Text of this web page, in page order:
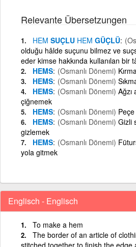
Relevante Übersetzungen
HEM SUÇLU HEM GÜÇLÜ
olduğu hâlde suçunu bilmez ve
eder kimse hakkında kullanılan bir
HEMS (Osmanlı Dönemi)
HEMS (Osmanlı Dönemi)
HEMS (Osmanlı Dönemi) Ağzı
çiğnemek
HEMS (Osmanlı Dönemi) Peçe
HEMS (Osmanlı Dönemi) Gizli
gizlemek
HEMS (Osmanlı Dönemi)
yola gitmek
Englisch - Englisch
To make a hem
The border of an article of
stitched together to finish the edge